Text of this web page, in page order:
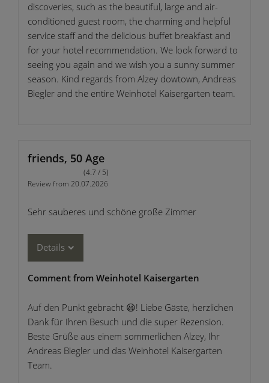
discoveries, such as the beautiful, large and air-
conditioned guest room, the charming and helpful
service staff and the delicious buffet breakfast and
for your hotel recommendation. We look forward to
seeing you again and we wish you a sunny summer
season. Kind regards from Alzey dowtown, Andreas
Biegler and the entire Weinhotel Kaisergarten team.
friends, 50 Age
(4.7 / 5)
Review from 20.07.2026
Sehr sauberes und schöne große Zimmer
Details
Comment from Weinhotel Kaisergarten
Auf den Punkt gebracht 😃! Liebe Gäste, herzlichen
Dank für Ihren Besuch und die super Rezension.
Beste Grüße aus einem sommerlichen Alzey, Ihr
Andreas Biegler und das Weinhotel Kaisergarten
Team.